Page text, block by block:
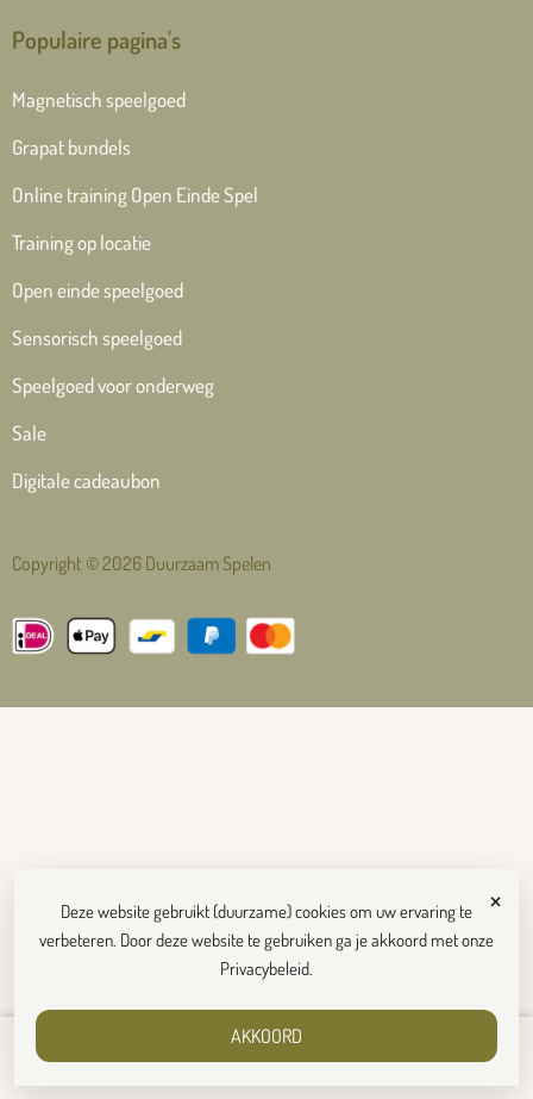
€8,50 Toevoegen aan winkelwagen
Populaire pagina's
Magnetisch speelgoed
Grapat bundels
Online training Open Einde Spel
Training op locatie
Open einde speelgoed
Sensorisch speelgoed
Speelgoed voor onderweg
Sale
Digitale cadeaubon
Copyright © 2026 Duurzaam Spelen
×
Deze website gebruikt (duurzame) cookies om uw ervaring te
verbeteren. Door deze website te gebruiken ga je akkoord met onze
Privacybeleid.
AKKOORD